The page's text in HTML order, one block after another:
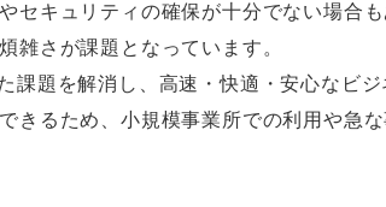
セキュリティの確保が十分でない場合
雑さが課題となっています。
課題を解消し、高速・快適・安心なビ
きるため、小規模事業所での利用や急